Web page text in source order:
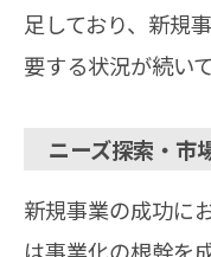
足しており、新規
要する状況が続い
ニーズ探索・市
新規事業の成功に